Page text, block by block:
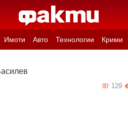
Имоти Авто Технологии Крими
129